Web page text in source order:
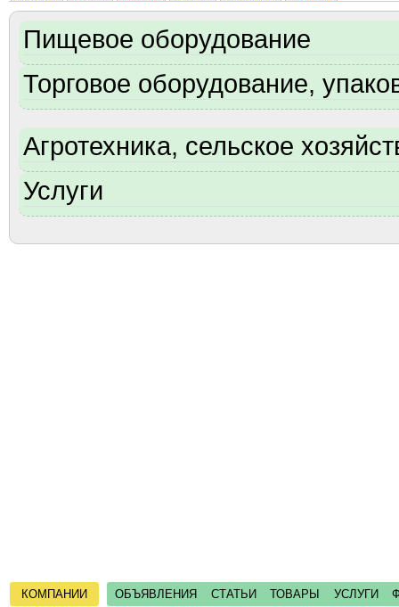
Пищевое оборудование
Торговое оборудование,
Агротехника, сельское
Услуги
КОМПАНИИ ОБЪЯВЛЕНИЯ СТАТЬИ ТОВАРЫ УСЛУГИ